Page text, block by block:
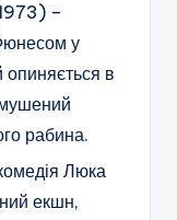
–
у
опиняється в
рабина.
Люка
екшн,